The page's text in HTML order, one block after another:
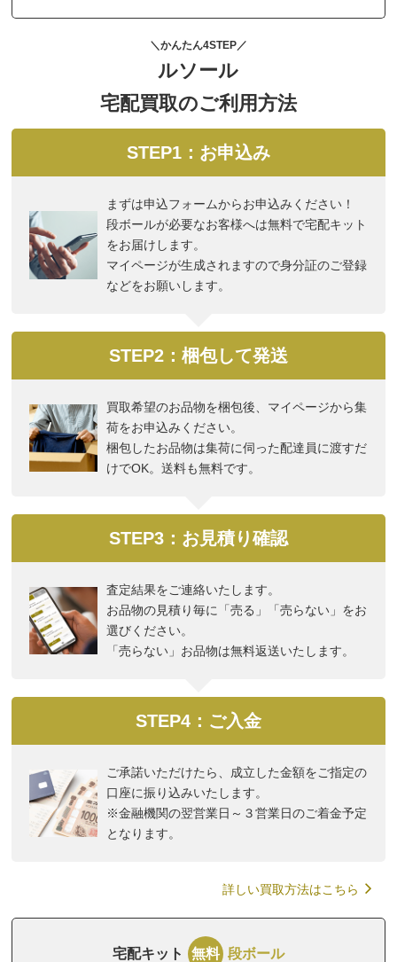
＼かんたん4STEP／
ルソール
宅配買取のご利用方法
STEP1：お申込み
まずは申込フォームからお申込みください！
段ボールが必要なお客様へは無料で宅配キット
をお届けします。
マイページが生成されますので身分証のご登録
などをお願いします。
STEP2：梱包して発送
買取希望のお品物を梱包後、マイページから集
荷をお申込みください。
梱包したお品物は集荷に伺った配達員に渡すだ
けでOK。送料も無料です。
STEP3：お見積り確認
査定結果をご連絡いたします。
お品物の見積り毎に「売る」「売らない」をお
選びください。
「売らない」お品物は無料返送いたします。
STEP4：ご入金
ご承諾いただけたら、成立した金額をご指定の
口座に振り込みいたします。
※金融機関の翌営業日～３営業日のご着金予定
となります。
詳しい買取方法はこちら
宅配キット 無料 段ボール